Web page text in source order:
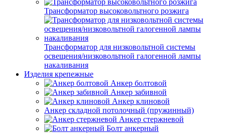
Трансформатор высоковольтного розжига
Трансформатор для низковольтной системы
освещения/низковольтной галогенной лампы
накаливания
Изделия крепежные
Анкер болтовой
Анкер забивной
Анкер клиновой
Анкер складной потолочный (пружинный)
Анкер стержневой
Болт анкерный